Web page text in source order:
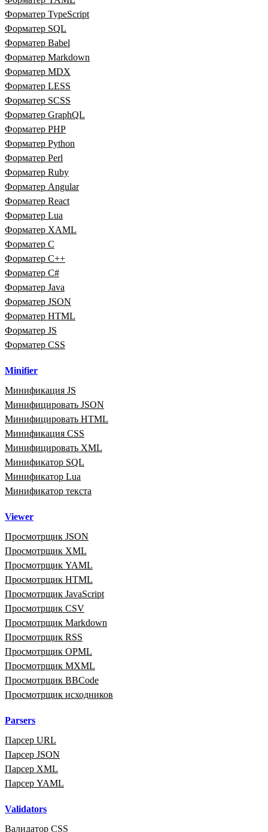
Форматер TypeScript
Форматер SQL
Форматер Babel
Форматер Markdown
Форматер MDX
Форматер LESS
Форматер SCSS
Форматер GraphQL
Форматер PHP
Форматер Python
Форматер Perl
Форматер Ruby
Форматер Angular
Форматер React
Форматер Lua
Форматер XAML
Форматер C
Форматер C++
Форматер C#
Форматер Java
Форматер JSON
Форматер HTML
Форматер JS
Форматер CSS
Minifier
Минификация JS
Минифицировать JSON
Минифицировать HTML
Минификация CSS
Минифицировать XML
Минификатор SQL
Минификатор Lua
Минификатор текста
Viewer
Просмотрщик JSON
Просмотрщик XML
Просмотрщик YAML
Просмотрщик HTML
Просмотрщик JavaScript
Просмотрщик CSV
Просмотрщик Markdown
Просмотрщик RSS
Просмотрщик OPML
Просмотрщик MXML
Просмотрщик BBCode
Просмотрщик исходников
Parsers
Парсер URL
Парсер JSON
Парсер XML
Парсер YAML
Validators
Валидатор CSS